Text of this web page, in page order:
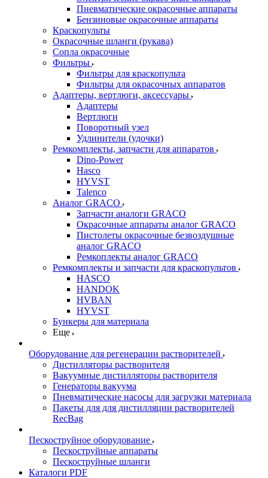
Пневматические окрасочные аппараты
Бензиновые окрасочные аппараты
Краскопульты
Окрасочные шланги (рукава)
Сопла окрасочные
Фильтры
Фильтры для краскопульта
Фильтры для окрасочных аппаратов
Адаптеры, вертлюги, аксессуары
Адаптеры
Вертлюги
Поворотный узел
Удлинители (удочки)
Ремкомплекты, запчасти для аппаратов
Dino-Power
Hasco
HYVST
Talenco
Аналог GRACO
Запчасти аналоги GRACO
Окрасочные аппараты аналог GRACO
Пистолеты окрасочные безвоздушные
аналог GRACO
Ремкоплекты аналог GRACO
Ремкомплекты и запчасти для краскопультов
HASCO
HANDOK
HVBAN
HYVST
Бункеры для материала
Еще
Оборудование для регенерации растворителей
Дистилляторы растворителя
Вакуумные дистилляторы растворителя
Генераторы вакуума
Пневматические насосы для загрузки материала
Пакеты для для дистилляции растворителей
RecBag
Пескоструйное оборудование
Пескоструйные аппараты
Пескоструйные шланги
Каталоги PDF